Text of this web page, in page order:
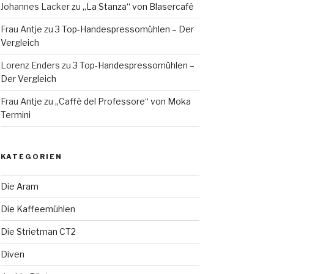
Johannes Lackerzu „La Stanza“ von Blasercafé
Frau Antje zu3 Top-Handespressomühlen – Der
Vergleich
Lorenz Enders zu3 Top-Handespressomühlen –
Der Vergleich
Frau Antje zu „Caffè del Professore“ von Moka
Termini
KATEGORIEN
Die Aram
Die Kaffeemühlen
Die Strietman CT2
Diven